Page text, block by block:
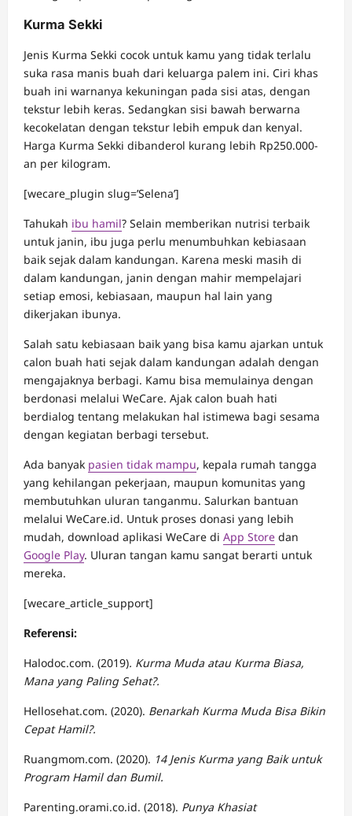
Kurma Sekki
Jenis Kurma Sekki cocok untuk kamu yang tidak terlalu
suka rasa manis buah dari keluarga palem ini. Ciri khas
buah ini warnanya kekuningan pada sisi atas, dengan
tekstur lebih keras. Sedangkan sisi bawah berwarna
kecokelatan dengan tekstur lebih empuk dan kenyal.
Harga Kurma Sekki dibanderol kurang lebih Rp250.000-
an per kilogram.
[wecare_plugin slug=’Selena’]
Tahukah ibu hamil? Selain memberikan nutrisi terbaik
untuk janin, ibu juga perlu menumbuhkan kebiasaan
baik sejak dalam kandungan. Karena meski masih di
dalam kandungan, janin dengan mahir mempelajari
setiap emosi, kebiasaan, maupun hal lain yang
dikerjakan ibunya.
Salah satu kebiasaan baik yang bisa kamu ajarkan untuk
calon buah hati sejak dalam kandungan adalah dengan
mengajaknya berbagi. Kamu bisa memulainya dengan
berdonasi melalui WeCare. Ajak calon buah hati
berdialog tentang melakukan hal istimewa bagi sesama
dengan kegiatan berbagi tersebut.
Ada banyak pasien tidak mampu, kepala rumah tangga
yang kehilangan pekerjaan, maupun komunitas yang
membutuhkan uluran tanganmu. Salurkan bantuan
melalui WeCare.id. Untuk proses donasi yang lebih
mudah, download aplikasi WeCare di App Store dan
Google Play. Uluran tangan kamu sangat berarti untuk
mereka.
[wecare_article_support]
Referensi:
Halodoc.com. (2019). Kurma Muda atau Kurma Biasa,
Mana yang Paling Sehat?.
Hellosehat.com. (2020). Benarkah Kurma Muda Bisa Bikin
Cepat Hamil?.
Ruangmom.com. (2020). 14 Jenis Kurma yang Baik untuk
Program Hamil dan Bumil.
Parenting.orami.co.id. (2018). Punya Khasiat